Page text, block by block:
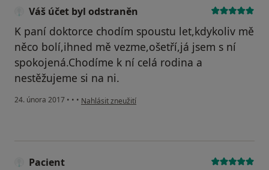
Váš účet byl odstraněn
K paní doktorce chodím spoustu let,kdykoliv mě
něco bolí,ihned mě vezme,ošetří,já jsem s ní
spokojená.Chodíme k ní celá rodina a
nestěžujeme si na ni.
24. února 2017 • • • podle názoru uživatele Váš účet byl odstraněn
Nahlásit zneužití
Pacient